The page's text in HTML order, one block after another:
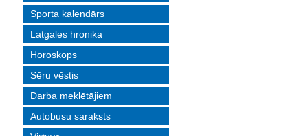
Sporta kalendārs
Latgales hronika
Horoskops
Sēru vēstis
Darba meklētājiem
Autobusu saraksts